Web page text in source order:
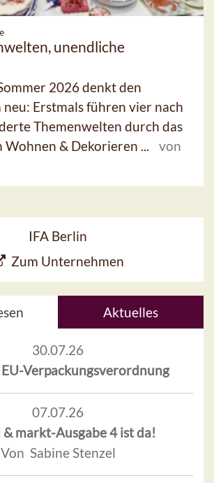
unendliche
2026 denkt den
neu: Erstmals führen vier nach
Themenwelten durch das
Wohnen & Dekorieren ...
von
IFA Berlin
Zum Unternehmen
Aktuelles
30.07.26
Verpackungsverordnung
07.07.26
& markt-Ausgabe 4 ist da!
Von Sabine Stenzel